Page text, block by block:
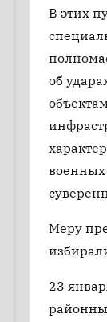
В этих
об
военных
Меру
23